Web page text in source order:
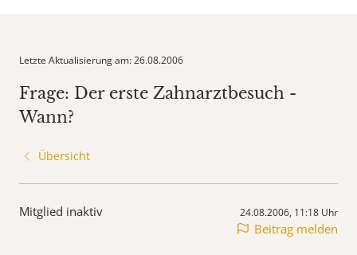
Letzte Aktualisierung am: 26.08.2006
Frage: Der erste Zahnarztbesuch -
Wann?
Übersicht
Mitglied inaktiv 24.08.2006, 11:18 Uhr
Beitrag melden